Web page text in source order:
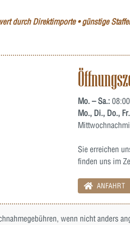
durch Direktimporte • günstige
Mo. – Sa.:
Mo., Di., Do.,
Sie erreichen
finden uns im
ANFAHRT
wenn nicht anders